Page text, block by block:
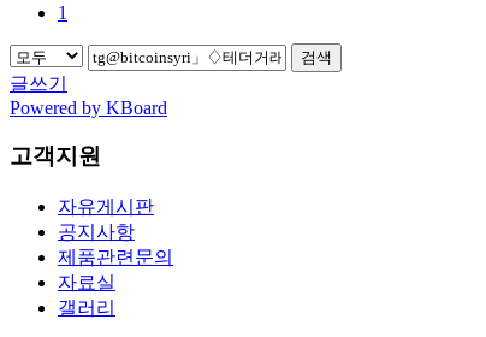
1
검색
글쓰기
Powered by KBoard
고객지원
자유게시판
공지사항
제품관련문의
자료실
갤러리